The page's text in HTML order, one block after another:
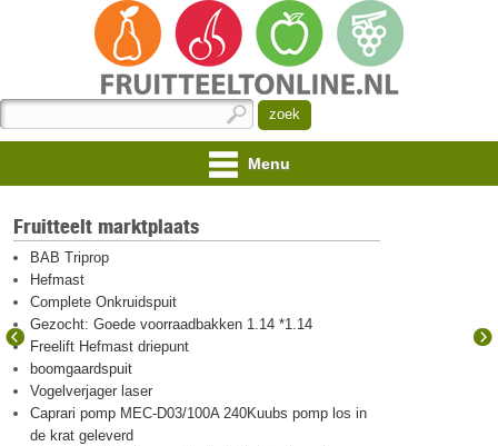
Menu
Fruitteelt marktplaats
BAB Triprop
Hefmast
Complete Onkruidspuit
Gezocht: Goede voorraadbakken 1.14 *1.14
Freelift Hefmast driepunt
boomgaardspuit
Vogelverjager laser
Caprari pomp MEC-D03/100A 240Kuubs pomp los in
de krat geleverd